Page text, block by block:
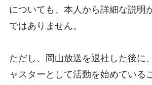
についても、本人から詳細な説明
ではありません。
ただし、岡山放送を退社した後に
ャスターとして活動を始めている